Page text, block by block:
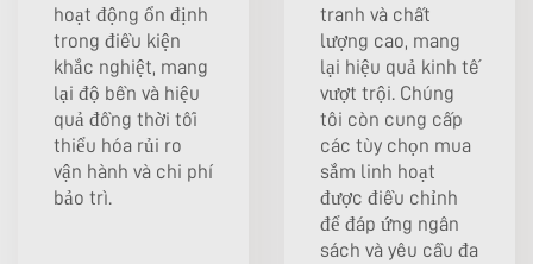
hoạt động ổn định
trong điều kiện
khắc nghiệt, mang
lại độ bền và hiệu
quả đồng thời tối
thiểu hóa rủi ro
vận hành và chi phí
bảo trì.
tranh và chất
lượng cao, mang
lại hiệu quả kinh tế
vượt trội. Chúng
tôi còn cung cấp
các tùy chọn mua
sắm linh hoạt
được điều chỉnh
để đáp ứng ngân
sách và yêu cầu đa